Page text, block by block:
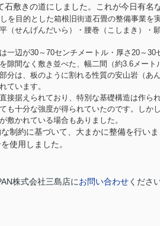
敷きの道にしました。これが今日有名
を目的とした箱根旧街道石畳の整備事業を
（せんげんだいら）・腰巻（こしまき）・
辺が30～70センチメートル・厚さ20～
隙間なく敷き並べた、幅二間（約3.6メー
分は、板のように割れる性質の安山岩（あ
ています。
接据えられており、特別な基礎構造は作ら
も十分な強度が得られていたのです。しか
敷かれている場合もありました。
制約に基づいて、大まかに整備を行い
使用しました。
株式会社三島店にお問い合わせくださ